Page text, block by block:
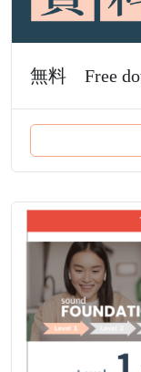
無料 Free